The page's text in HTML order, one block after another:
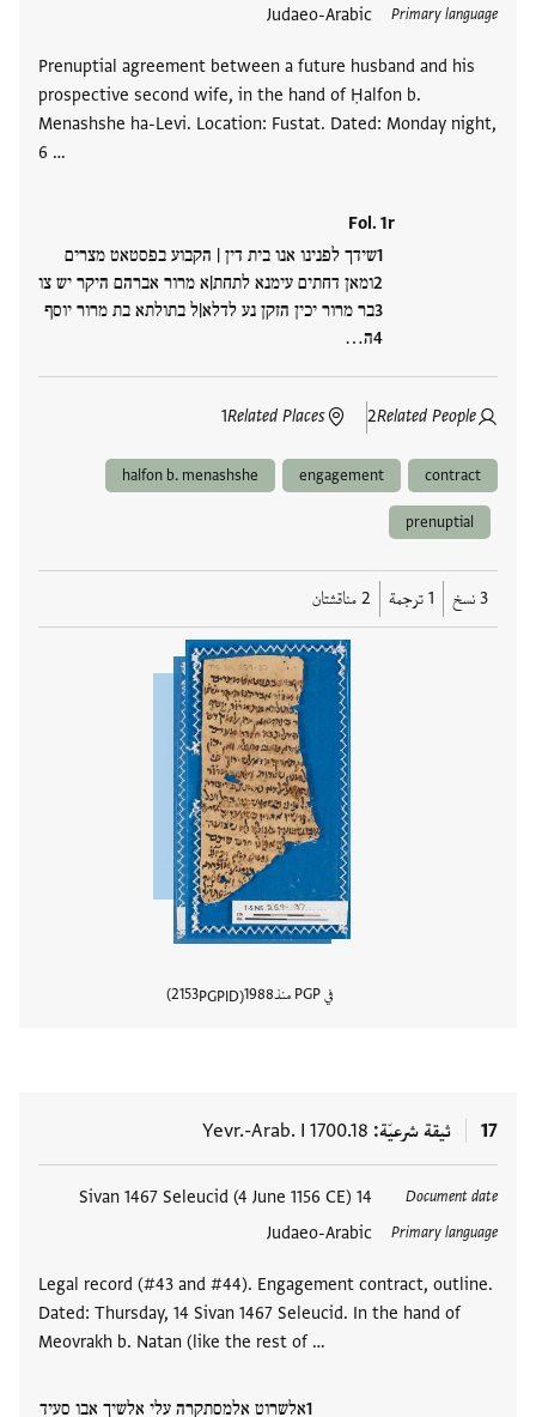
Primary language
Judaeo-Arabic
Prenuptial agreement between a future husband and his
prospective second wife, in the hand of Ḥalfon b.
Menashshe ha-Levi. Location: Fustat. Dated: Monday night,
6 …
Fol. 1r
שידך לפנינו אנו בית דין | הקבוע בפסטאט מצרים
ומאן דחתים עימנא לתחת|א מרור אברהם היקר יש צו
בר מרור יכין הזקן נע לדלא|ל בתולתא בת מרור יוסף
ה…
Related People
2
Related Places
1
contract
engagement
halfon b. menashshe
prenuptial
3 نسخ 1 ترجمة 2 مناقشتان
في PGP منذ 1988
PGPID
2153
17 ثيقة شرعيّة Yevr.-Arab. I 1700.18
Document date
14 Sivan 1467 Seleucid (4 June 1156 CE)
Primary language
Judaeo-Arabic
Legal record (#43 and #44). Engagement contract, outline.
Dated: Thursday, 14 Sivan 1467 Seleucid. In the hand of
Meovrakh b. Natan (like the rest of …
אלשרוט אלמסתקרה עלי אלשיך אבו סעיד
العلامات